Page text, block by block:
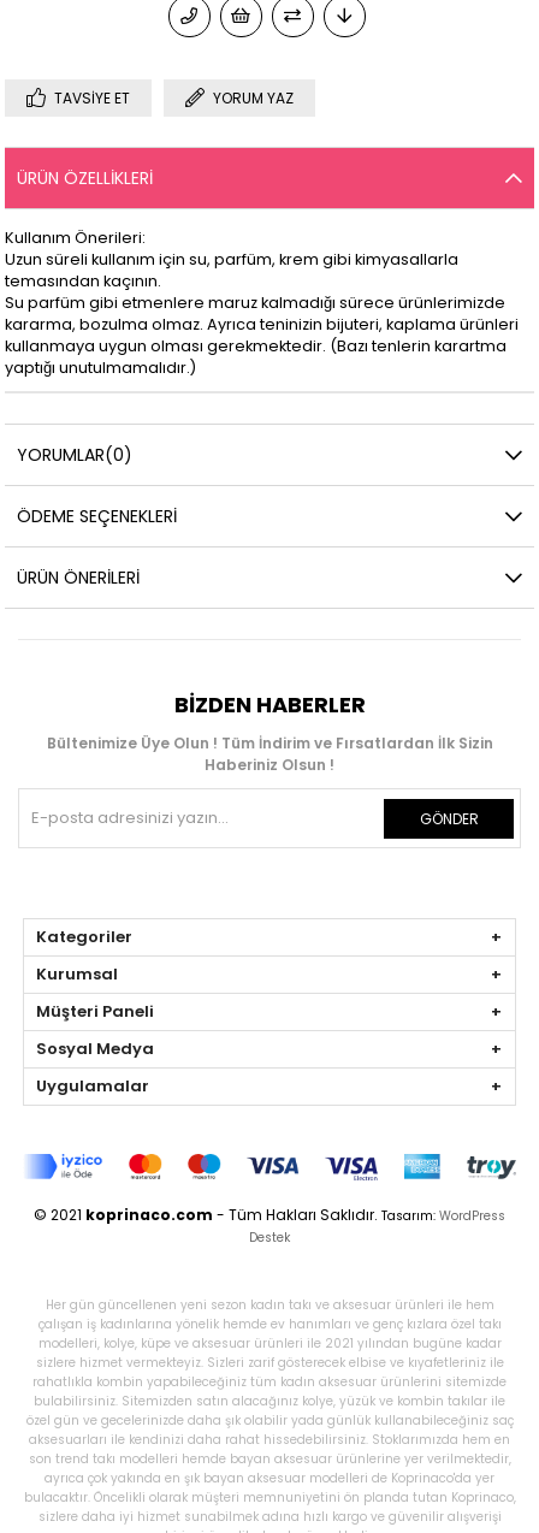
TAVSIYE ET YORUM YAZ
ÜRÜN ÖZELLIKLERI
Kullanım Önerileri:
Uzun süreli kullanım için su, parfüm, krem gibi kimyasallarla
temasından kaçının.
Su parfüm gibi etmenlere maruz kalmadığı sürece ürünlerimizde
kararma, bozulma olmaz. Ayrıca teninizin bijuteri, kaplama ürünleri
kullanmaya uygun olması gerekmektedir. (Bazı tenlerin karartma
yaptığı unutulmamalıdır.)
YORUMLAR(0)
ÖDEME SEÇENEKLERI
ÜRÜN ÖNERILERI
BIZDEN HABERLER
Bültenimize Üye Olun ! Tüm İndirim ve Fırsatlardan İlk Sizin
Haberiniz Olsun !
GÖNDER
Kategoriler
Kurumsal
Müşteri Paneli
Sosyal Medya
Uygulamalar
© 2021 koprinaco.com - Tüm Hakları Saklıdır. Tasarım: WordPress
Destek
Her gün güncellenen yeni sezon kadın takı ve aksesuar ürünleri ile hem
çalışan iş kadınlarına yönelik hemde ev hanımları ve genç kızlara özel takı
modelleri, kolye, küpe ve aksesuar ürünleri ile 2021 yılından bugüne kadar
sizlere hizmet vermekteyiz. Sizleri zarif gösterecek elbise ve kıyafetleriniz ile
rahatlıkla kombin yapabileceğiniz tüm kadın aksesuar ürünlerini sitemizde
bulabilirsiniz. Sitemizden satın alacağınız kolye, yüzük ve kombin takılar ile
özel gün ve gecelerinizde daha şık olabilir yada günlük kullanabileceğiniz saç
aksesuarları ile kendinizi daha rahat hissedebilirsiniz. Stoklarımızda hem en
son trend takı modelleri hemde bayan aksesuar ürünlerine yer verilmektedir,
ayrıca çok yakında en şık bayan aksesuar modelleri de Koprinaco'da yer
bulacaktır. Öncelikli olarak müşteri memnuniyetini ön planda tutan Koprinaco,
sizlere daha iyi hizmet sunabilmek adına hızlı kargo ve güvenilir alışverişi